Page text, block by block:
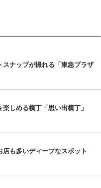
スナップが撮れる「東急プラザ
楽しめる横丁「思い出横丁」
店も多いディープなスポット